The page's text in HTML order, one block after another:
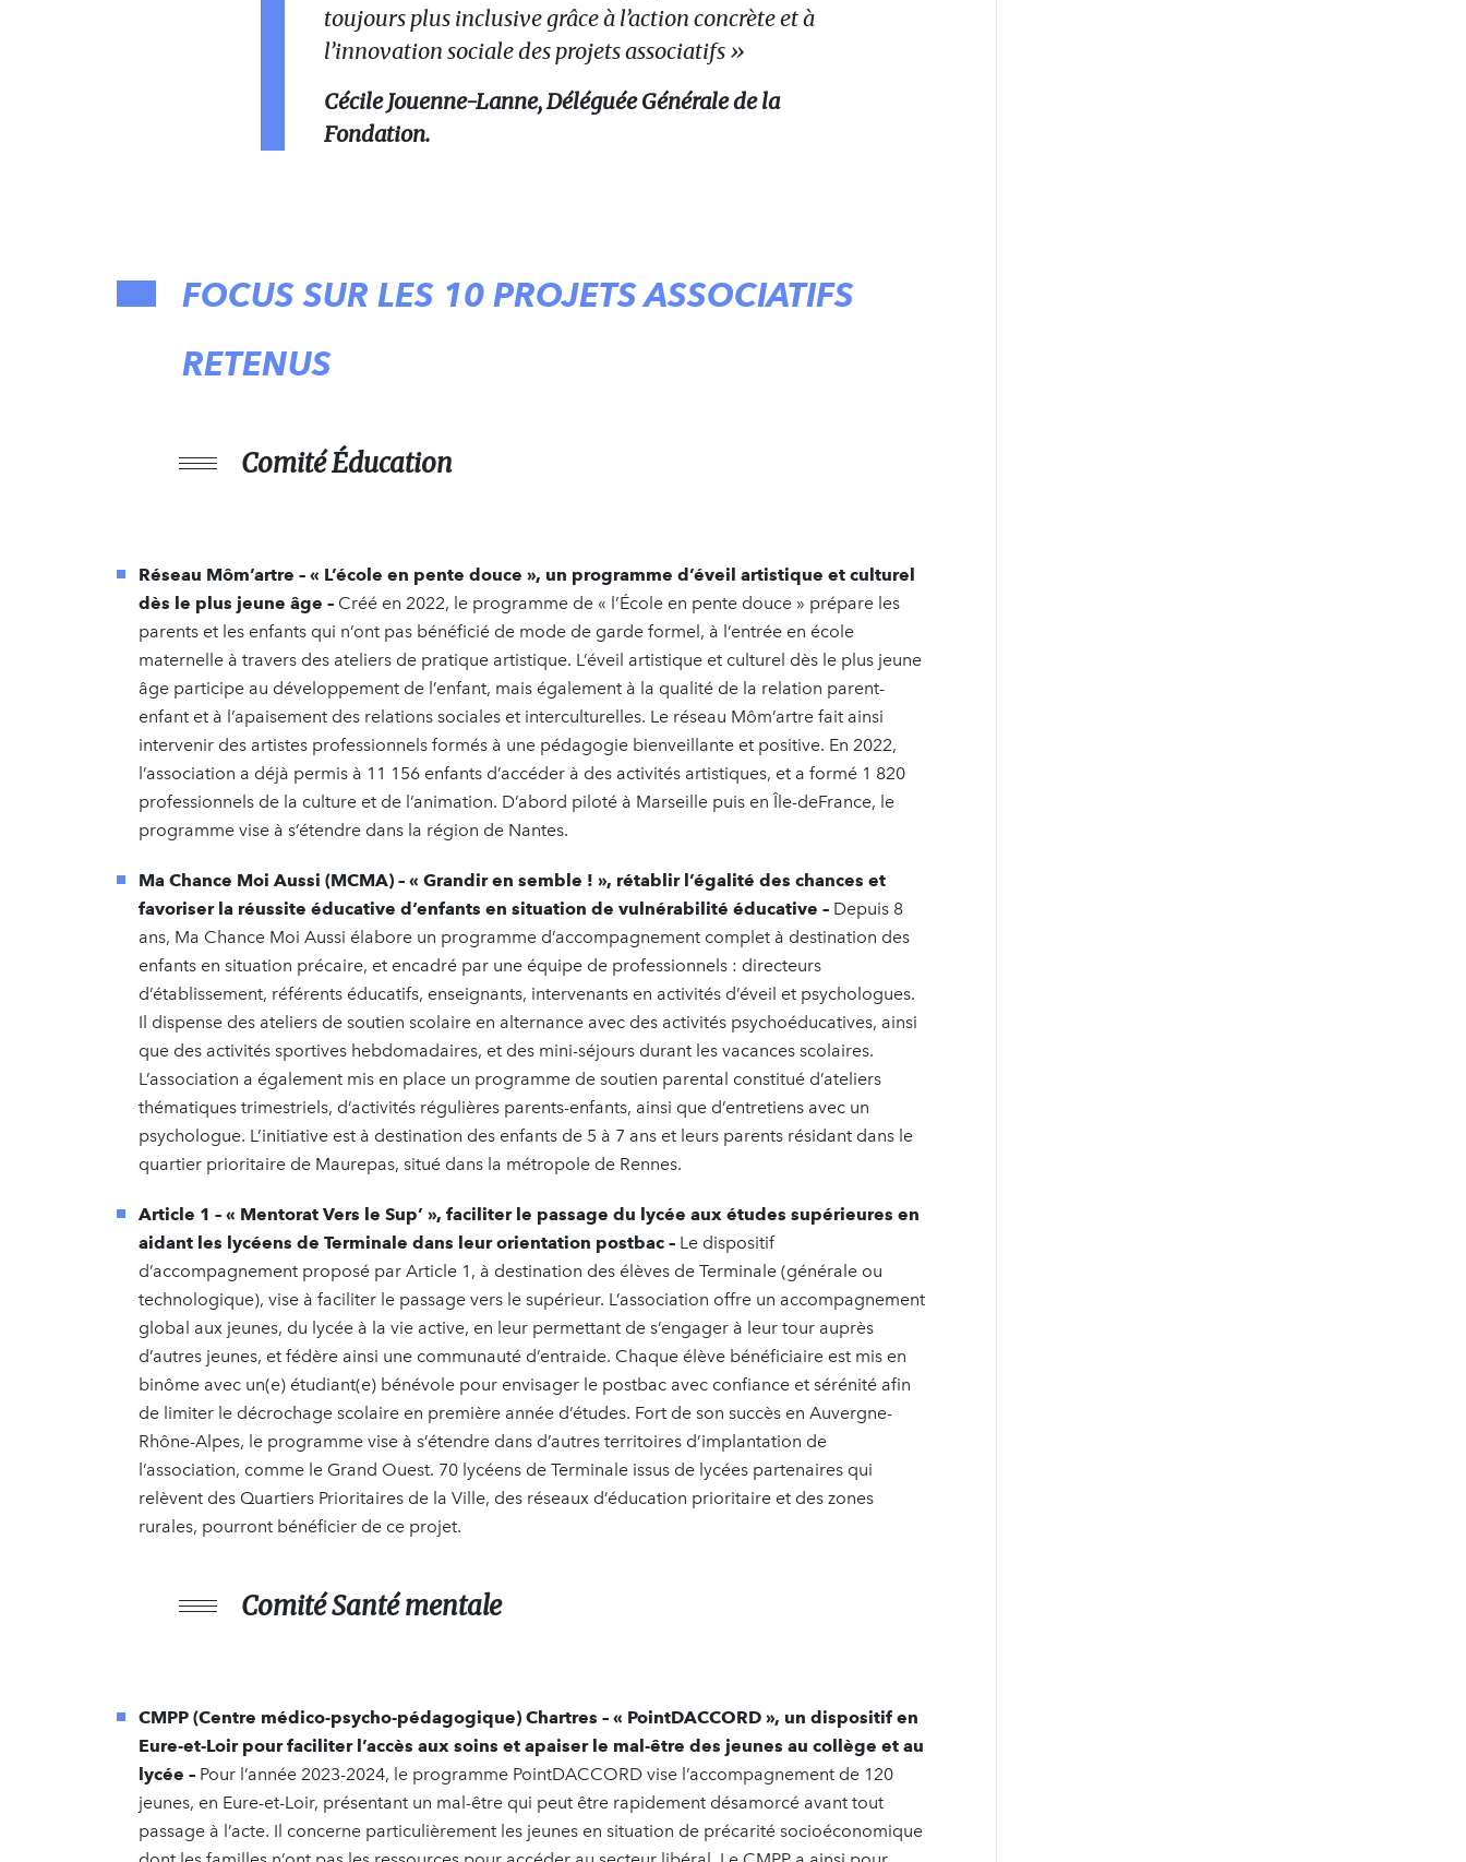
toujours plus inclusive grâce à l’action concrète et à
l’innovation sociale des projets associatifs »
Cécile Jouenne-Lanne, Déléguée Générale de la
Fondation.
FOCUS SUR LES 10 PROJETS ASSOCIATIFS
RETENUS
Comité Éducation
Réseau Môm’artre – « L’école en pente douce », un programme d’éveil artistique et culturel
dès le plus jeune âge – Créé en 2022, le programme de « l’École en pente douce » prépare les
parents et les enfants qui n’ont pas bénéficié de mode de garde formel, à l’entrée en école
maternelle à travers des ateliers de pratique artistique. L’éveil artistique et culturel dès le plus jeune
âge participe au développement de l’enfant, mais également à la qualité de la relation parent-
enfant et à l’apaisement des relations sociales et interculturelles. Le réseau Môm’artre fait ainsi
intervenir des artistes professionnels formés à une pédagogie bienveillante et positive. En 2022,
l’association a déjà permis à 11 156 enfants d’accéder à des activités artistiques, et a formé 1 820
professionnels de la culture et de l’animation. D’abord piloté à Marseille puis en Île-deFrance, le
programme vise à s’étendre dans la région de Nantes.
Ma Chance Moi Aussi (MCMA) – « Grandir en semble ! », rétablir l’égalité des chances et
favoriser la réussite éducative d‘enfants en situation de vulnérabilité éducative – Depuis 8
ans, Ma Chance Moi Aussi élabore un programme d’accompagnement complet à destination des
enfants en situation précaire, et encadré par une équipe de professionnels : directeurs
d’établissement, référents éducatifs, enseignants, intervenants en activités d’éveil et psychologues.
Il dispense des ateliers de soutien scolaire en alternance avec des activités psychoéducatives, ainsi
que des activités sportives hebdomadaires, et des mini-séjours durant les vacances scolaires.
L’association a également mis en place un programme de soutien parental constitué d’ateliers
thématiques trimestriels, d’activités régulières parents-enfants, ainsi que d’entretiens avec un
psychologue. L’initiative est à destination des enfants de 5 à 7 ans et leurs parents résidant dans le
quartier prioritaire de Maurepas, situé dans la métropole de Rennes.
Article 1 – « Mentorat Vers le Sup’ », faciliter le passage du lycée aux études supérieures en
aidant les lycéens de Terminale dans leur orientation postbac – Le dispositif
d’accompagnement proposé par Article 1, à destination des élèves de Terminale (générale ou
technologique), vise à faciliter le passage vers le supérieur. L’association offre un accompagnement
global aux jeunes, du lycée à la vie active, en leur permettant de s’engager à leur tour auprès
d’autres jeunes, et fédère ainsi une communauté d’entraide. Chaque élève bénéficiaire est mis en
binôme avec un(e) étudiant(e) bénévole pour envisager le postbac avec confiance et sérénité afin
de limiter le décrochage scolaire en première année d’études. Fort de son succès en Auvergne-
Rhône-Alpes, le programme vise à s’étendre dans d’autres territoires d’implantation de
l’association, comme le Grand Ouest. 70 lycéens de Terminale issus de lycées partenaires qui
relèvent des Quartiers Prioritaires de la Ville, des réseaux d’éducation prioritaire et des zones
rurales, pourront bénéficier de ce projet.
Comité Santé mentale
CMPP (Centre médico-psycho-pédagogique) Chartres – « PointDACCORD », un dispositif en
Eure-et-Loir pour faciliter l’accès aux soins et apaiser le mal-être des jeunes au collège et au
lycée – Pour l’année 2023-2024, le programme PointDACCORD vise l’accompagnement de 120
jeunes, en Eure-et-Loir, présentant un mal-être qui peut être rapidement désamorcé avant tout
passage à l’acte. Il concerne particulièrement les jeunes en situation de précarité socioéconomique